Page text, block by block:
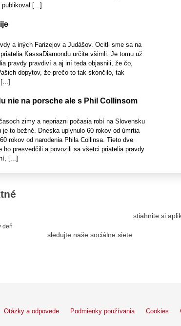
publikoval [...]
a iných Farizejov a Judášov. Ocitli sme sa na
KassaDiamondu určite všimli. Je tomu už
pravdy pravdiví a aj iní teda objasnili, že čo,
dopytov, že prečo to tak skončilo, tak
nie na porsche ale s Phil Collinsom
zimy a nepriazni počasia robí na Slovensku
to bežné. Dneska uplynulo 60 rokov od úmrtia
rokov od narodenia Phila Collinsa. Tieto dve
ho presvedčili a povozili sa všetci priatelia pravdy
[...]
deň
sledujte naše sociálne siete
stiahnite si
Otázky a odpovede Podmienky používania Cookies